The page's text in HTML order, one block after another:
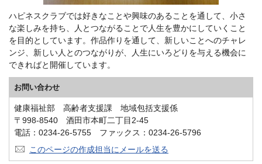
ハピネスクラブでは好きなことや興味のあることを通して、小さ
な楽しみを持ち、人とつながることで人生を豊かにしていくこと
を目的としています。作品作りを通して、新しいことへのチャレ
ンジ、新しい人とのつながりが、人生にいろどりを与える機会に
できればと開催しています。
お問い合わせ
健康福祉部 高齢者支援課 地域包括支援係
〒998-8540 酒田市本町二丁目2-45
電話：0234-26-5755 ファックス：0234-26-5796
このページの作成担当にメールを送る